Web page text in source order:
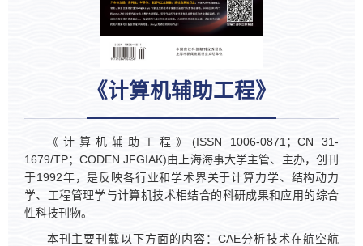
《计算机辅助工程》
《计算机辅助工程》(ISSN 1006-0871；CN 31-
1679/TP；CODEN JFGIAK)由上海海事大学主管、主办，创刊
于1992年，是反映各行业和学术界关于计算力学、结构动力
学、工程管理学与计算机技术相结合的科研成果和应用的综合
性科技刊物。
本刊主要刊载以下方面的内容：CAE分析技术在航空航